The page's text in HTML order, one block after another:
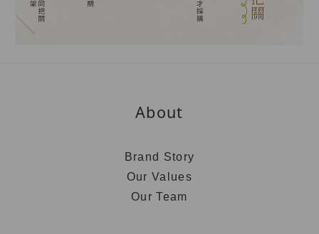
About
Brand Story
Our Values
Our Team